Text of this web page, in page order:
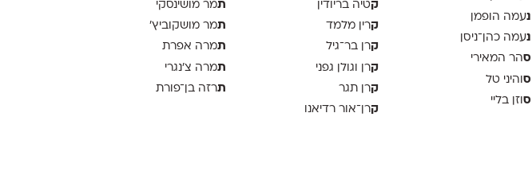
נעמה הופמן
נעמה כהן־ניסן
סהר המאירי
ס והיני טל
ס וזן בליי
קטיה בריודין
קרין מלמד
קרן בר־גיל
קרן וגולן גפני
קרן תגר
קרן־אור רדיאנו
תמר מושינסקי
תמר מושקוביץ'
תמרה אפרת
תמרה צ׳נגרי
תרזה בן־פורת